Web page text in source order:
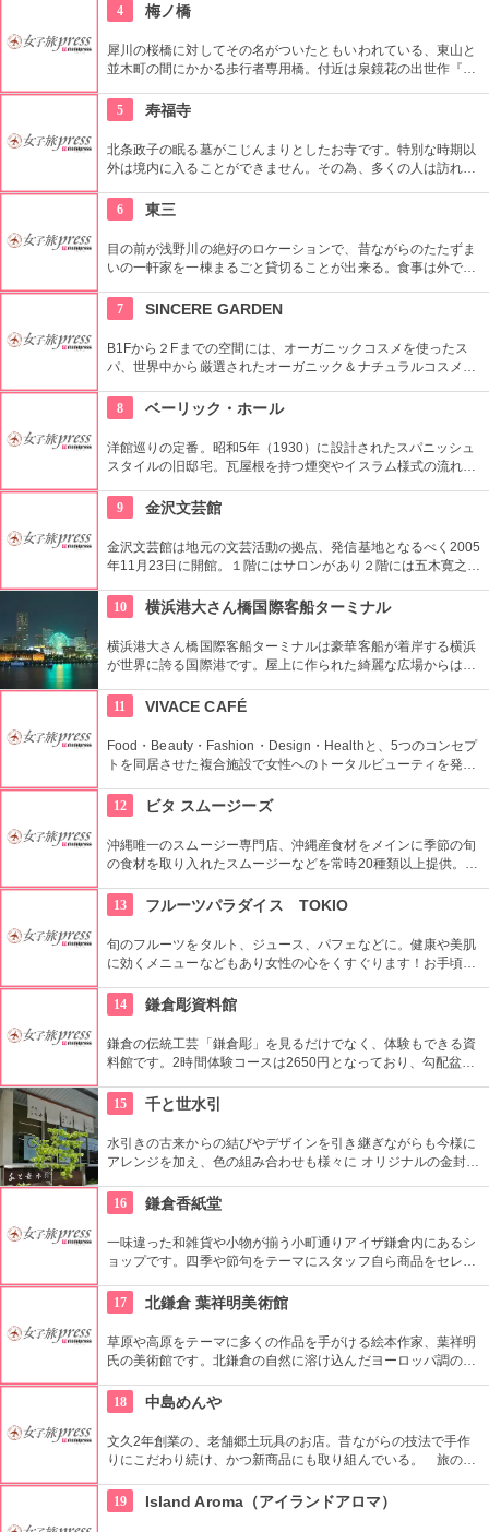
したマッサージなどスパやリラクゼーションで普段の疲れを癒
したい方にお勧めホテルです。
4 梅ノ橋
犀川の桜橋に対してその名がついたともいわれている、東山と
並木町の間にかかる歩行者専用橋。付近は泉鏡花の出世作『義
が建つ。夜には橋がライトアップされデートにぴったり。
5 寿福寺
北条政子の眠る墓がこじんまりとしたお寺です。特別な時期以
外は境内に入ることができません。その為、多くの人は訪れず
6
東三
目の前が浅野川の絶好のロケーションで、昔ながらのたたずま
いの一軒家を一棟まるごと貸切ることが出来る。食事は外で好
住人になってみてはいかが。
7 SINCERE GARDEN
B1Fから２Fまでの空間には、オーガニックコスメを使ったス
パ、世界中から厳選されたオーガニック＆ナチュラルコスメを
り、心も体もリフレッシュできます。
8 ベーリック・ホール
洋館巡りの定番。昭和5年（1930）に設計されたスパニッシュ
スタイルの旧邸宅。瓦屋根を持つ煙突やイスラム様式の流れを
西洋館の中でも唯一の子供部屋など、見どころいっぱい。
9 金沢文芸館
金沢文芸館は地元の文芸活動の拠点、発信基地となるべく2005
年11月23日に開館。１階にはサロンがあり２階には五木寛之に
書籍をあつめたコーナーもあり。たまにはインテリに過ごして
みては。
10 横浜港大さん橋国際客船ターミナル
横浜港大さん橋国際客船ターミナルは豪華客船が着岸する横浜
が世界に誇る国際港です。屋上に作られた綺麗な広場からは、
ます。ウッドデッキ仕上げの通路、波をイメージした外観、柱
の無い内部空間など建築物としても魅力あるターミナルです！
11 VIVACE CAFÉ
Food・Beauty・Fashion・Design・Healthと、5つのコンセプ
トを同居させた複合施設で女性へのトータルビューティを発信
ェ）」は、県産食材を使ったボリュームランチやヘルシーな創
作イタリアンが楽しめると地元の女性に人気です。テラス席も
あり、夜には照明を落としてムーディなラウンジ風バー・カフ
ェとしてデートにうってつけな雰囲気に様変わりします。
12 ビタ スムージーズ
沖縄唯一のスムージー専門店、沖縄産食材をメインに季節の旬
の食材を取り入れたスムージーなどを常時20種類以上提供。フ
このお店の1番のこだわりポイントです。
13 フルーツパラダイス TOKIO
旬のフルーツをタルト、ジュース、パフェなどに。健康や美肌
に効くメニューなどもあり女性の心をくすぐります！お手頃価
ひとり様でも入りやすいです。
14 鎌倉彫資料館
鎌倉の伝統工芸「鎌倉彫」を見るだけでなく、体験もできる資
料館です。2時間体験コースは2650円となっており、勾配盆に
体験するからこそ価値がある！また、資料館では約100点の作
品を見ることができます。
15 千と世水引
水引きの古来からの結びやデザインを引き継ぎながらも今様に
アレンジを加え、色の組み合わせも様々に オリジナルの金封、
プレゼントに。
16 鎌倉香紙堂
一味違った和雑貨や小物が揃う小町通りアイザ鎌倉内にあるシ
ョップです。四季や節句をテーマにスタッフ自ら商品をセレク
や手ぬぐいは、見ているだけで心がわくわくします！
17 北鎌倉 葉祥明美術館
草原や高原をテーマに多くの作品を手がける絵本作家、葉祥明
氏の美術館です。北鎌倉の自然に溶け込んだヨーロッパ調の美
い作品にとっても癒されます。作品のグッズが揃うミュージア
ムショップも必見です。
18 中島めんや
文久2年創業の、老舗郷土玩具のお店。昔ながらの技法で手作
りにこだわり続け、かつ新商品にも取り組んでいる。 旅の思
度 体験料：400円（材料費込）。ギャラリーもあり。
19 Island Aroma（アイランドアロマ）